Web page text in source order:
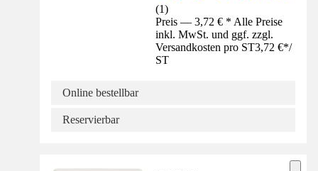
(1)
Preis — 3,72 € * Alle Preise
inkl. MwSt. und ggf. zzgl.
Versandkosten pro ST3,72 €*/
ST
Online bestellbar
Reservierbar